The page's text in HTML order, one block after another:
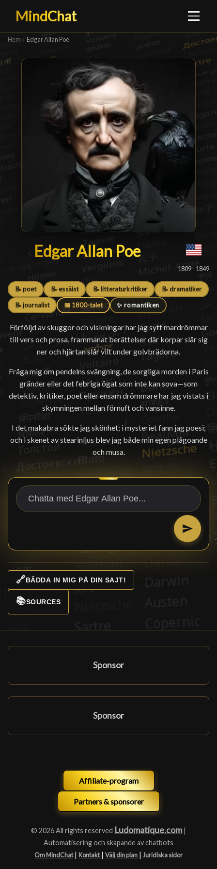
MindChat
Hem › Edgar Allan Poe
Edgar Allan Poe
Edgar Allan Poe█
1809 - 1849
📝 poet 📝 essäist 📝 litteraturkritiker 📝 dramatiker
📝 journalist 📅 1800-talet ✨ romantiken
Förföljd av skuggor och viskningar har jag sytt mardrömmar
till vers och prosa, frammanat berättelser där korpar slår sig
ner och hjärtan slår vilt under golvbrädorna.
Fråga mig om pendelns svängning, de sorgliga morden i Paris
gränder eller det febriga ögat som inte kan sova—som
detektiv, kritiker, poet eller ensam drömmare har jag vistats i
skymningen mellan förnuft och vansinne.
I det makabra sökte jag skönhet; i mysteriet fann jag poesi;
och i skenet av stearinljus blev jag både min egen plågoande
och musa.
🔗BÄDDA IN MIG PÅ DIN SAJT!
📚SOURCES
Sponsor
Sponsor
Affiliate-program
Partners & sponsorer
© 2026 All rights reserved Ludomatique.com |
Automatisering och skapande av chatbots
Om MindChat | Kontakt | Välj din plan | Juridiska sidor